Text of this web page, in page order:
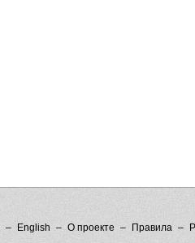
English О проекте Правила